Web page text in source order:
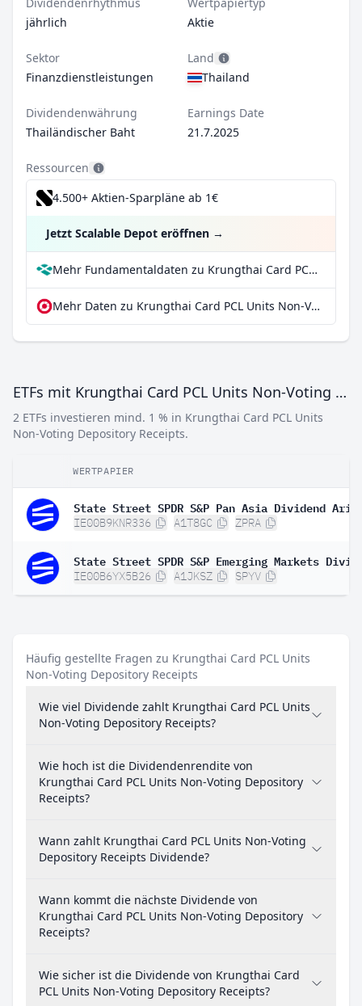
jährlich
Aktie
Sektor
Finanzdienstleistungen
Land
Thailand
Dividendenwährung
Thailändischer Baht
Earnings Date
21.7.2025
Ressourcen
4.500+ Aktien-Sparpläne ab 1€
Jetzt Scalable Depot eröffnen →
Mehr Fundamentaldaten zu Krungthai Card PCL Units Non-Voting Depository Receipts bei Parqet
Mehr Daten zu Krungthai Card PCL Units Non-Voting Depository Receipts bei extraETF
ETFs mit Krungthai Card PCL Units Non-Voting Depository Receipts
2 ETFs investieren mind. 1 % in Krungthai Card PCL Units
Non-Voting Depository Receipts.
WERTPAPIER
IE00B9KNR336 A1T8GC ZPRA
IE00B6YX5B26 A1JKSZ SPYV
Häufig gestellte Fragen zu Krungthai Card PCL Units
Non-Voting Depository Receipts
Wie viel Dividende zahlt Krungthai Card PCL Units
Non-Voting Depository Receipts?
Wie hoch ist die Dividendenrendite von
Krungthai Card PCL Units Non-Voting Depository
Receipts?
Wann zahlt Krungthai Card PCL Units Non-Voting
Depository Receipts Dividende?
Wann kommt die nächste Dividende von
Krungthai Card PCL Units Non-Voting Depository
Receipts?
Wie sicher ist die Dividende von Krungthai Card
PCL Units Non-Voting Depository Receipts?